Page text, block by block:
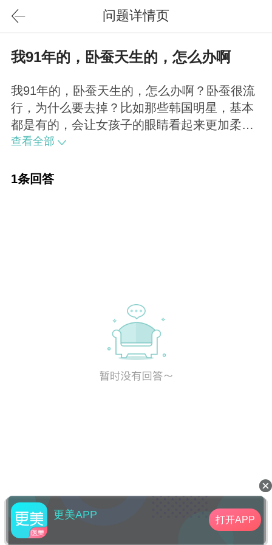
问题详情页
我91年的，卧蚕天生的，怎么办啊
我91年的，卧蚕天生的，怎么办啊？卧蚕很流
行，为什么要去掉？比如那些韩国明星，基本
都是有的，会让女孩子的眼睛看起来更加柔美
可爱，很多人都是花钱做，您在考虑一下吧～
查看全部
1条回答
更美APP 打开APP